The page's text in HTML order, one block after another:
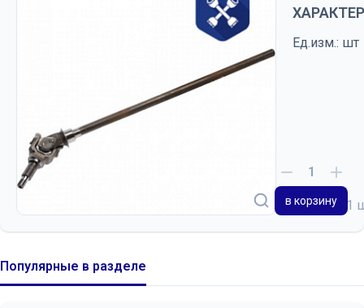
Ед.изм.: шт
на складе 1
в корзину
Популярные в разделе